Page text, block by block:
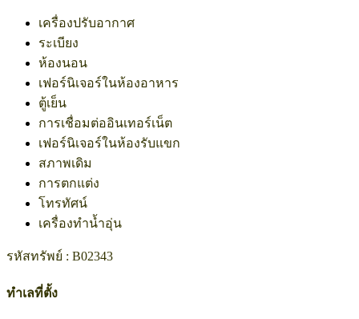
เครื่องปรับอากาศ
ระเบียง
ห้องนอน
เฟอร์นิเจอร์ในห้องอาหาร
ตู้เย็น
การเชื่อมต่ออินเทอร์เน็ต
เฟอร์นิเจอร์ในห้องรับแขก
สภาพเดิม
การตกแต่ง
โทรทัศน์
เครื่องทำน้ำอุ่น
รหัสทรัพย์ : B02343
ทำเลที่ตั้ง